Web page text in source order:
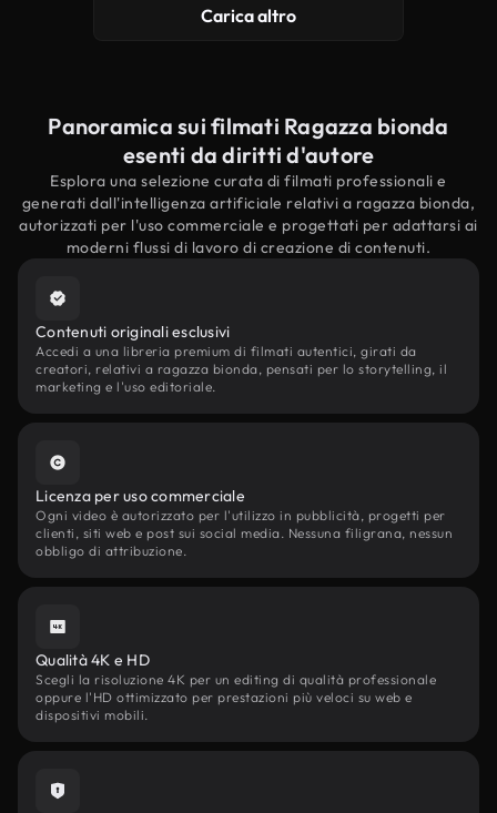
Carica altro
Panoramica sui filmati Ragazza bionda
esenti da diritti d'autore
Esplora una selezione curata di filmati professionali e
generati dall'intelligenza artificiale relativi a ragazza bionda,
autorizzati per l'uso commerciale e progettati per adattarsi ai
moderni flussi di lavoro di creazione di contenuti.
Contenuti originali esclusivi
Accedi a una libreria premium di filmati autentici, girati da
creatori, relativi a ragazza bionda, pensati per lo storytelling, il
marketing e l'uso editoriale.
Licenza per uso commerciale
Ogni video è autorizzato per l'utilizzo in pubblicità, progetti per
clienti, siti web e post sui social media. Nessuna filigrana, nessun
obbligo di attribuzione.
Qualità 4K e HD
Scegli la risoluzione 4K per un editing di qualità professionale
oppure l'HD ottimizzato per prestazioni più veloci su web e
dispositivi mobili.